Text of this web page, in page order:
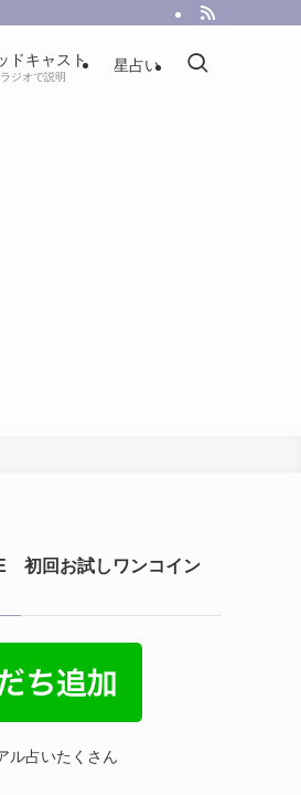
ドキャスト
ラジオで説明
星占い
初回お試しワンコイン
ル占いたくさん